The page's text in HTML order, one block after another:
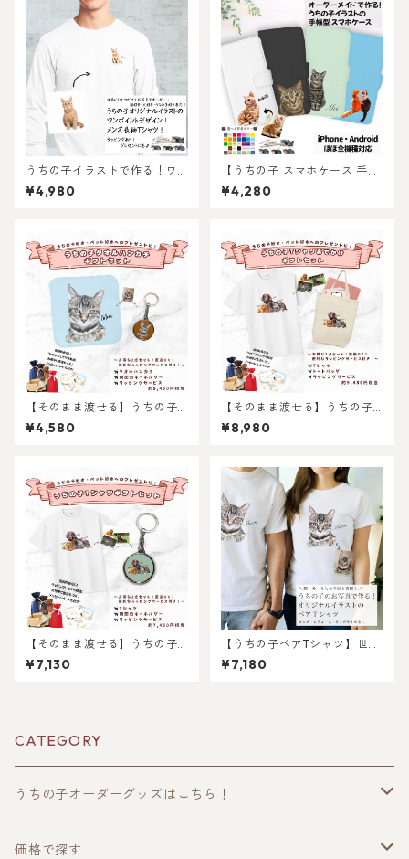
うちの子イラストで作る！ワ
ンポイントメンズ長袖Tシャ
ツ！猫好き・犬好き・うちの
ングギフトあり！プレゼント
にもおすすめ♪
¥4,980
【うちの子 スマホケース 手帳
型】愛猫・愛犬のお写真から
オリジナルイラストイラスト
¥4,280
【そのまま渡せる】うちの子
タオルハンカチギフトセット
｜写真からリアルなイラスト
プレゼントに！タオルハンカ
チとキーホルダーのセット！
ラッピングあり！父の日・母
の日のギフトギフトに！
¥4,580
【そのまま渡せる】うちの子T
シャツおでかけギフトセット
｜写真からリアルなイラスト
プレゼントに！トートバッグ
付き！レディース、メンズあ
り！
¥8,980
【そのまま渡せる】うちの子T
シャツギフトセット｜写真か
らリアルなイラスト作成・ラ
¥7,130
【うちの子ペアTシャツ】世界
にひとつだけ！愛猫・愛犬の
写真から作るオリジナルイラ
¥7,180
CATEGORY
うちの子オーダーグッズはこちら！
うちの子トップス
価格で探す